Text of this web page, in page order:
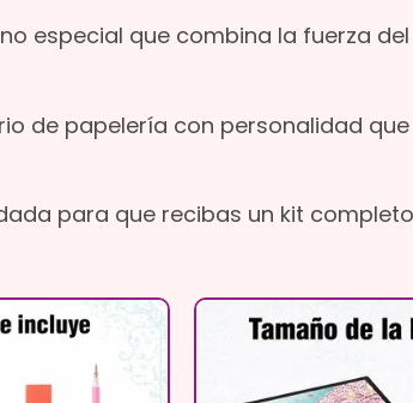
especial que combina la fuerza
de papelería con personalidad
para que recibas un kit